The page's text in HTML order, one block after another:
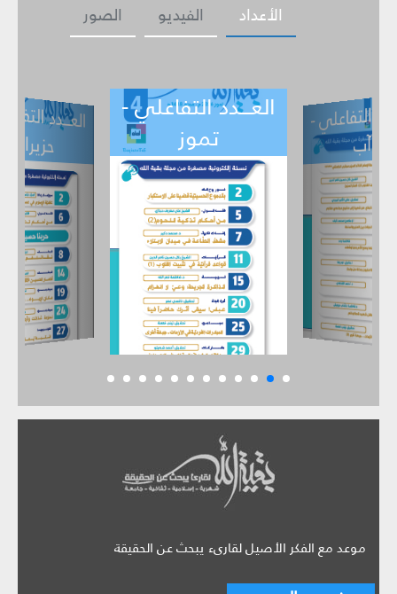
الصور الفيديو الأعداد
العـــدد التفاعلي -
تموز
العـــدد التفاعلي -
حزيران
موعد مع الفكر الأصيل لقارىء يبحث عن الحقيقة